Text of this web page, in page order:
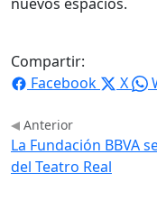
Compartir:
Facebook
X
Anterior
La Fundación BBVA
del Teatro Real